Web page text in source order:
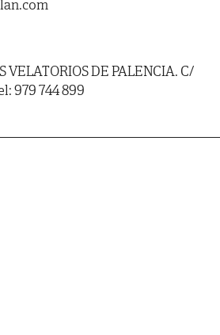
VELATORIOS DE PALENCIA. C/
979 744 899